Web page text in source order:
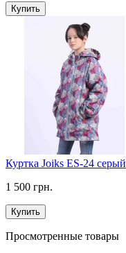
Купить
Куртка Joiks ES-24 серый
1 500 грн.
Купить
Просмотренные товары